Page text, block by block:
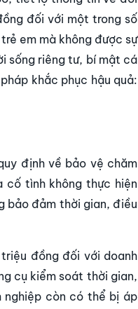
đối với một trong số
em mà không được sự
sống riêng tư, bí mật cá
khắc phục hậu quả:
định về bảo vệ chăm
cố tình không thực hiện
bảo đảm thời gian, điều
đồng đối với doanh
cụ kiểm soát thời gian,
nghiệp còn có thể bị áp